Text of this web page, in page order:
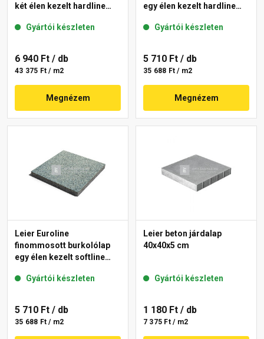
két élen kezelt hardline
Gyártói készleten
6 940 Ft / db
43 375 Ft / m2
Megnézem
egy élen kezelt hardline
Gyártói készleten
5 710 Ft / db
35 688 Ft / m2
Megnézem
Leier Euroline
finommosott burkolólap
egy élen kezelt softline
Gyártói készleten
5 710 Ft / db
35 688 Ft / m2
Leier beton járdalap
40x40x5 cm
Gyártói készleten
1 180 Ft / db
7 375 Ft / m2